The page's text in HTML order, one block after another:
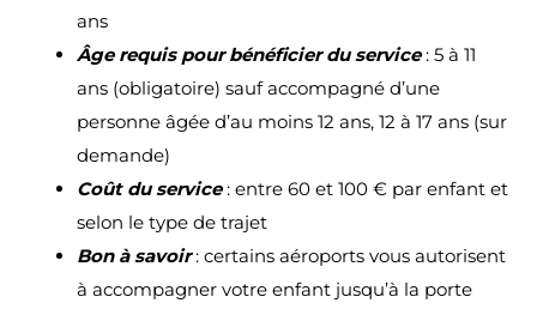
ans
Âge requis pour bénéficier du service: 5 à 11
ans (obligatoire) sauf accompagné d’une
personne âgée d’au moins 12 ans, 12 à 17 ans (sur
demande)
Coût du service: entre 60 et 100 € par enfant et
selon le type de trajet
Bon à savoir: certains aéroports vous autorisent
à accompagner votre enfant jusqu’à la porte